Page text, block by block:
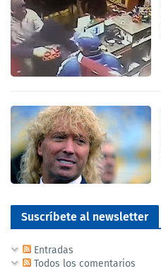
Suscríbete al newsletter
Entradas
Todos los comentarios